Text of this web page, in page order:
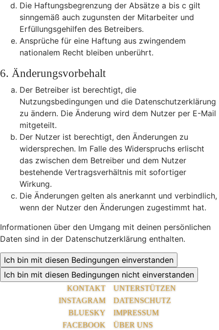
Die Haftungsbegrenzung der Absätze a bis c gilt
sinngemäß auch zugunsten der Mitarbeiter und
Erfüllungsgehilfen des Betreibers.
Ansprüche für eine Haftung aus zwingendem
nationalem Recht bleiben unberührt.
6. Änderungsvorbehalt
Der Betreiber ist berechtigt, die
Nutzungsbedingungen und die Datenschutzerklärung
zu ändern. Die Änderung wird dem Nutzer per E-Mail
mitgeteilt.
Der Nutzer ist berechtigt, den Änderungen zu
widersprechen. Im Falle des Widerspruchs erlischt
das zwischen dem Betreiber und dem Nutzer
bestehende Vertragsverhältnis mit sofortiger
Wirkung.
Die Änderungen gelten als anerkannt und verbindlich,
wenn der Nutzer den Änderungen zugestimmt hat.
Informationen über den Umgang mit deinen persönlichen
Daten sind in der Datenschutzerklärung enthalten.
KONTAKT
INSTAGRAM
BLUESKY
FACEBOOK
UNTERSTÜTZEN
DATENSCHUTZ
IMPRESSUM
ÜBER UNS